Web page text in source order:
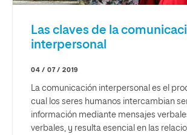
Las claves de la
interpersonal
04 / 07 / 2019
La comunicación interpersonal es el
cual los seres humanos intercambian
información mediante mensajes
verbales, y resulta esencial en las